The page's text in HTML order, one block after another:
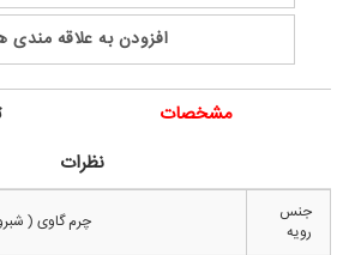
افزودن به علاقه مندی
مشخصات
نظرات
جنس
رویه
چرم گاوی (